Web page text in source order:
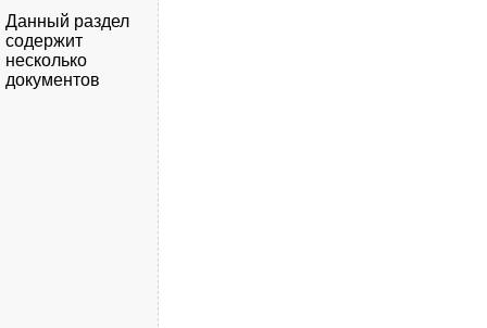
Данный раздел
содержит
несколько
документов